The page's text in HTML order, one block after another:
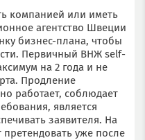
компанией или иметь
агентство Швеции
бизнес-плана, чтобы
Первичный ВНЖ self-
на 2 года и не
Продление
работает, соблюдает
является
заявителя. На
уже после